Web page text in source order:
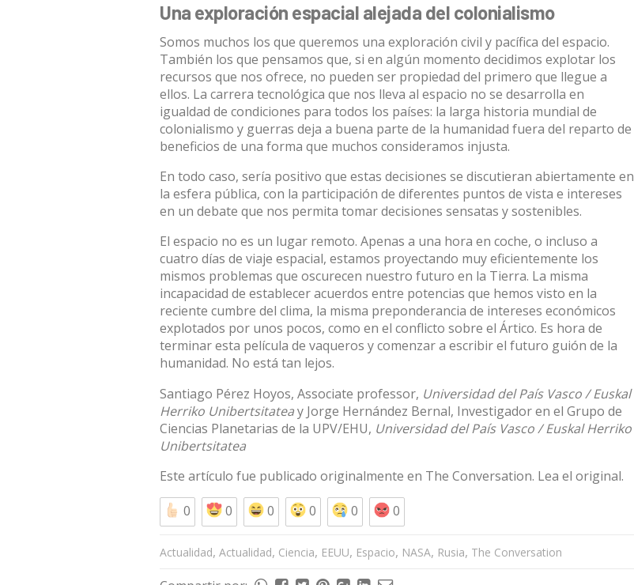
Una exploración espacial alejada del colonialismo
Somos muchos los que queremos una exploración civil y pacífica del espacio.
También los que pensamos que, si en algún momento decidimos explotar los
recursos que nos ofrece, no pueden ser propiedad del primero que llegue a
ellos. La carrera tecnológica que nos lleva al espacio no se desarrolla en
igualdad de condiciones para todos los países: la larga historia mundial de
colonialismo y guerras deja a buena parte de la humanidad fuera del reparto de
beneficios de una forma que muchos consideramos injusta.
En todo caso, sería positivo que estas decisiones se discutieran abiertamente en
la esfera pública, con la participación de diferentes puntos de vista e intereses
en un debate que nos permita tomar decisiones sensatas y sostenibles.
El espacio no es un lugar remoto. Apenas a una hora en coche, o incluso a
cuatro días de viaje espacial, estamos proyectando muy eficientemente los
mismos problemas que oscurecen nuestro futuro en la Tierra. La misma
incapacidad de establecer acuerdos entre potencias que hemos visto en la
reciente cumbre del clima, la misma preponderancia de intereses económicos
explotados por unos pocos, como en el conflicto sobre el Ártico. Es hora de
terminar esta película de vaqueros y comenzar a escribir el futuro guión de la
humanidad. No está tan lejos.
Santiago Pérez Hoyos, Associate professor, Universidad del País Vasco / Euskal
Herriko Unibertsitateay Jorge Hernández Bernal, Investigador en el Grupo de
Ciencias Planetarias de la UPV/EHU, Universidad del País Vasco / Euskal Herriko
Unibertsitatea
Este artículo fue publicado originalmente en The Conversation. Lea el original.
0
0 0 0 0 0
Actualidad, Actualidad, Ciencia, EEUU, Espacio, NASA, Rusia, The Conversation